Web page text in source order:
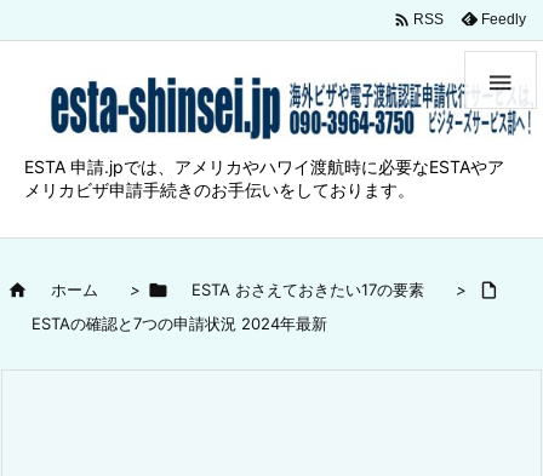
ESTA 申請.jpでは、アメリカやハワイ渡航時に必要なESTAやア
メリカビザ申請手続きのお手伝いをしております。

 RSS Feedly
 ホーム >  ESTA おさえておきたい17の要素 > 
ESTAの確認と7つの申請状況 2024年最新